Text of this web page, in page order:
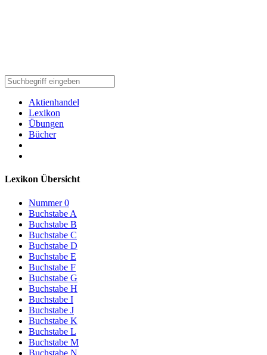
Aktienhandel
Lexikon
Übungen
Bücher
Lexikon Übersicht
Nummer 0
Buchstabe A
Buchstabe B
Buchstabe C
Buchstabe D
Buchstabe E
Buchstabe F
Buchstabe G
Buchstabe H
Buchstabe I
Buchstabe J
Buchstabe K
Buchstabe L
Buchstabe M
Buchstabe N